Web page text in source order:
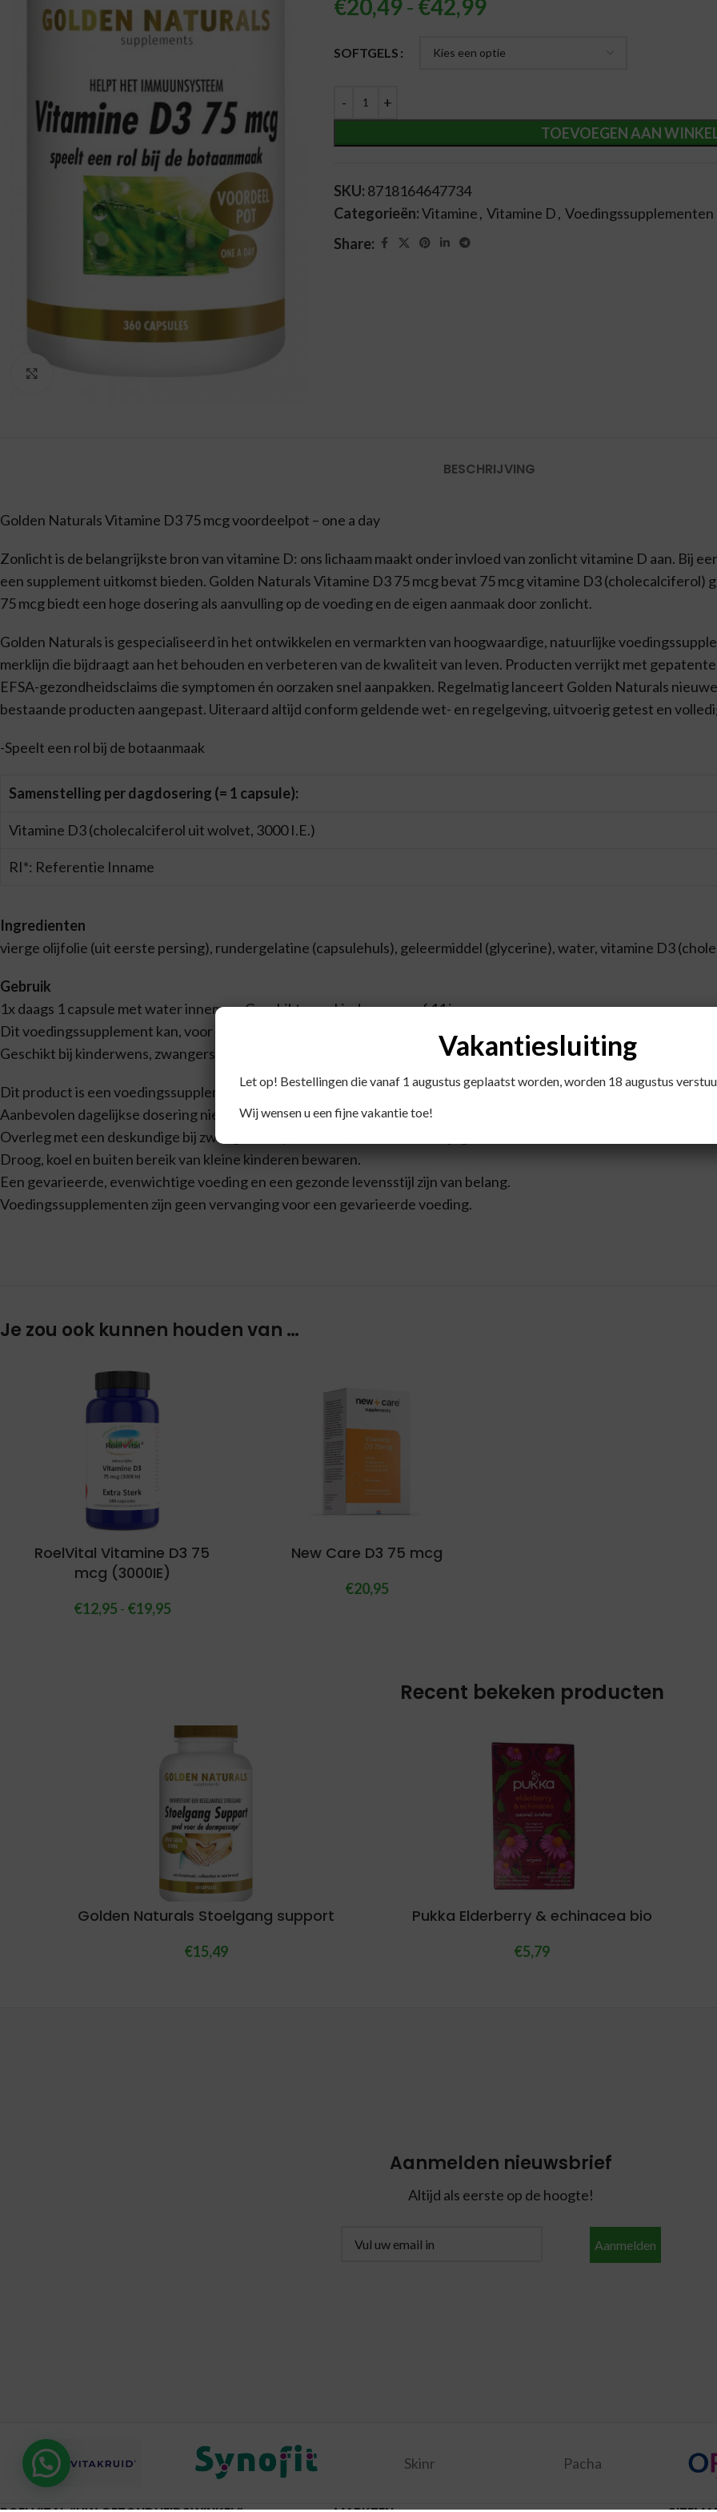
€20,49- €42,99
SOFTGELS
TOEVOEGEN AAN
Alternative:
SKU: 8718164647734
Categorieën:Vitamine, Vitamine D, Voedingssupplementen
Share:
BESCHRIJVING
Golden Naturals Vitamine D3 75 mcg voordeelpot – one a day
Zonlicht is de belangrijkste bron van vitamine D: ons lichaam maakt onder invloed van zonlicht vitamine D aan. Bij
een supplement uitkomst bieden. Golden Naturals Vitamine D3 75 mcg bevat 75 mcg vitamine D3
75 mcg biedt een hoge dosering als aanvulling op de voeding en de eigen aanmaak door zonlicht.
Golden Naturals is gespecialiseerd in het ontwikkelen en vermarkten van hoogwaardige, natuurlijke
merklijn die bijdraagt aan het behouden en verbeteren van de kwaliteit van leven. Producten verrijkt met
EFSA-gezondheidsclaims die symptomen én oorzaken snel aanpakken. Regelmatig lanceert Golden Naturals
bestaande producten aangepast. Uiteraard altijd conform geldende wet- en regelgeving, uitvoerig getest en
-Speelt een rol bij de botaanmaak
Samenstelling per dagdosering (= 1 capsule):
Vitamine D3 (cholecalciferol uit wolvet, 3000 I.E.)
RI*: Referentie Inname
Ingredienten
vierge olijfolie (uit eerste persing), rundergelatine (capsulehuls), geleermiddel (glycerine), water, vitamine D3
Gebruik
1x daags 1 capsule met water innemen. Geschikt voor kinderen vanaf 11 jaar.
Dit voedingssupplement kan, voor zover bekend, in combinatie met geneesmiddelen worden gebruikt.
Geschikt bij kinderwens, zwangerschap en/of borstvoeding.
Dit product is een voedingssupplement.
Aanbevolen dagelijkse dosering niet overschrijden.
Overleg met een deskundige bij zwangerschap, lactatie, ziekte en medicijngebruik.
Droog, koel en buiten bereik van kleine kinderen bewaren.
Een gevarieerde, evenwichtige voeding en een gezonde levensstijl zijn van belang.
Voedingssupplementen zijn geen vervanging voor een gevarieerde voeding.
Je zou ook kunnen houden van …
RoelVital Vitamine D3 75
mcg (3000IE)
€12,95 - €19,95
New Care D3 75 mcg
€20,95
Recent bekeken producten
Golden Naturals Stoelgang support
€15,49
Pukka Elderberry & echinacea bio
€5,79
Aanmelden nieuwsbrief
Altijd als eerste op de hoogte!
Aanmelden
Skinr Pacha
Vakantiesluiting
Let op! Bestellingen die vanaf 1 augustus geplaatst worden, worden 18 augustus
Wij wensen u een fijne vakantie toe!